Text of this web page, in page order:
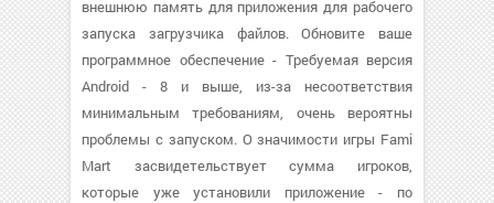
внешнюю память для приложения для рабочего
запуска загрузчика файлов. Обновите ваше
программное обеспечение - Требуемая версия
Android - 8 и выше, из-за несоответствия
минимальным требованиям, очень вероятны
проблемы с запуском. О значимости игры Fami
Mart засвидетельствует сумма игроков,
которые уже установили приложение - по